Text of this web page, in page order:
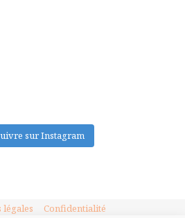
sur Instagram
légales Confidentialité